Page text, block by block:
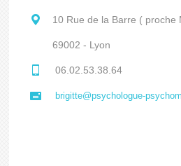
10 Rue de la Barre ( proche
69002 - Lyon
06.02.53.38.64
brigitte@psychologue-